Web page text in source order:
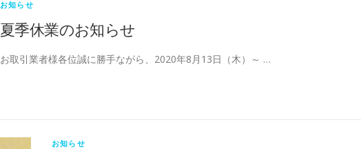
お知らせ
夏季休業のお知らせ
お取引業者様各位誠に勝手ながら、2020年8月13日（木）～ …
お知らせ